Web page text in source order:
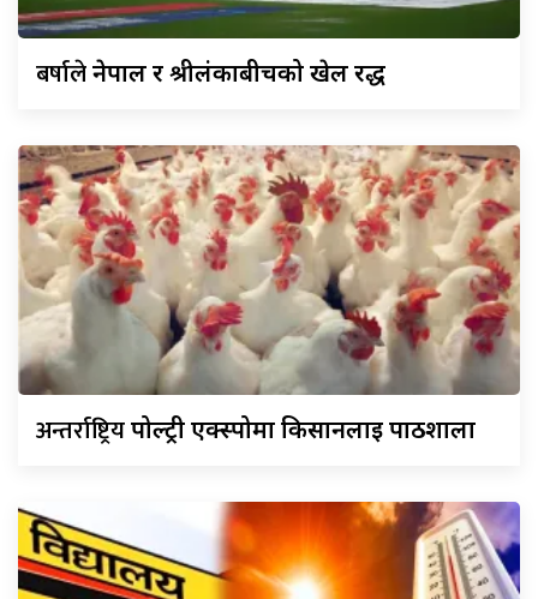
बर्षालेनेपाल र श्रीलंकाबीचको खेल रद्ध
अन्तर्राष्ट्रियपोल्ट्री एक्स्पोमा किसानलाई पाठशाला